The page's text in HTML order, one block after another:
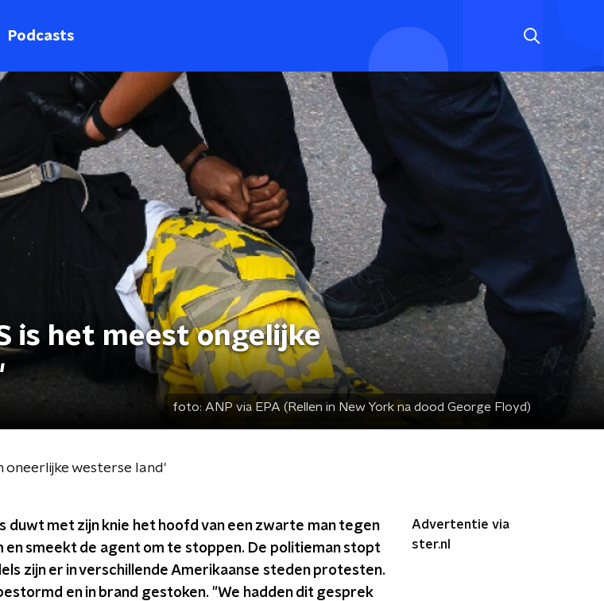
Podcasts
is het meest ongelijke
foto: ANP via EPA (Rellen in New York na dood George Floyd)
oneerlijke westerse land'
duwt met zijn knie het hoofd van een zwarte man tegen
en smeekt de agent om te stoppen. De politieman stopt
zijn er in verschillende Amerikaanse steden protesten.
en in brand gestoken. "We hadden dit gesprek
Advertentie via
ster.nl